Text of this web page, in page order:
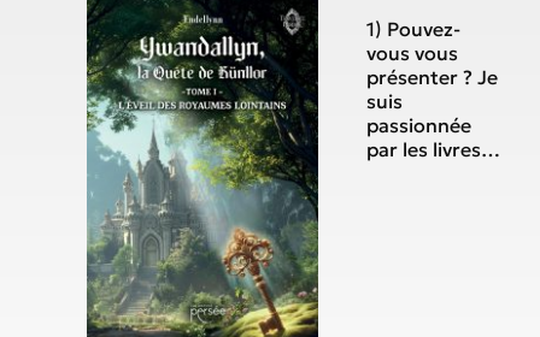
1) Pouvez-
vous vous
présenter ? Je
suis
passionnée
par les livres